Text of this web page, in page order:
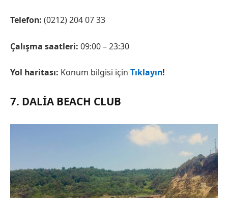
Telefon: (0212) 204 07 33
Çalışma saatleri: 09:00 – 23:30
Yol haritası: Konum bilgisi için Tıklayın!
7. DALIA BEACH CLUB